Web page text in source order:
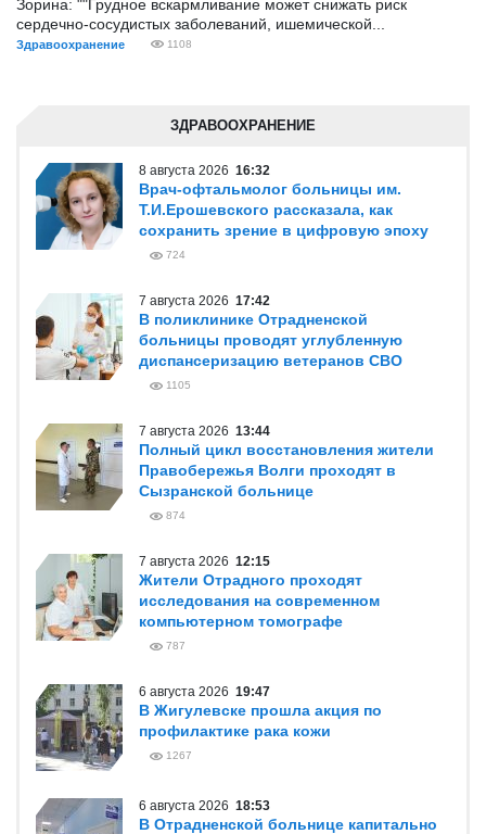
Зорина: ""Грудное вскармливание может снижать риск
сердечно-сосудистых заболеваний, ишемической...
Здравоохранение 1108
ЗДРАВООХРАНЕНИЕ
8 августа 2026 16:32
Врач-офтальмолог больницы им.
Т.И.Ерошевского рассказала, как
сохранить зрение в цифровую эпоху
724
7 августа 2026 17:42
В поликлинике Отрадненской
больницы проводят углубленную
диспансеризацию ветеранов СВО
1105
7 августа 2026 13:44
Полный цикл восстановления жители
Правобережья Волги проходят в
Сызранской больнице
874
7 августа 2026 12:15
Жители Отрадного проходят
исследования на современном
компьютерном томографе
787
6 августа 2026 19:47
В Жигулевске прошла акция по
профилактике рака кожи
1267
6 августа 2026 18:53
В Отрадненской больнице капитально